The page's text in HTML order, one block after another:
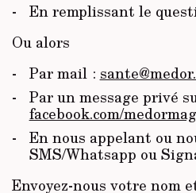
En remplissant le
Ou alors
Par mail :
Par un message privé
facebook.com/medormag
En nous appelant ou
SMS/Whatsapp ou
Envoyez-nous votre nom